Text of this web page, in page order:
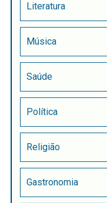
Literatura
Música
Saúde
Política
Religião
Gastronomia